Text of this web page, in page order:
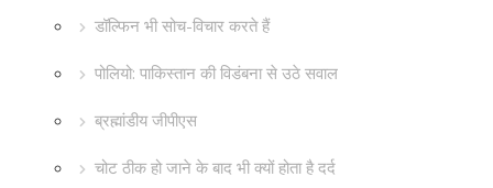
डॉल्फिन भी सोच-विचार करते हैं
पोलियो: पाकिस्तान की विडंबना से उठे सवाल
ब्रह्मांडीय जीपीएस
चोट ठीक हो जाने के बाद भी क्यों होता है दर्द